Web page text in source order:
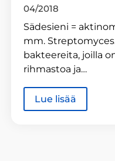
04/2018
Sädesieni =
mm.
bakteereita, joilla
rihmastoa ja…
Lue lisää